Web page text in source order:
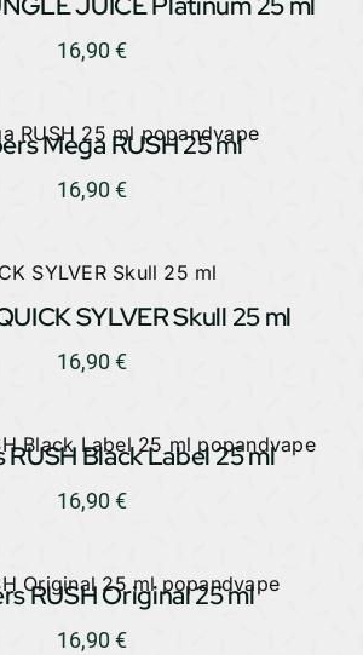
16,90 €
Mega RUSH 25 ml
16,90 €
SYLVER Skull 25 ml
16,90 €
Black Label 25 ml
16,90 €
RUSH Original 25 ml
16,90€